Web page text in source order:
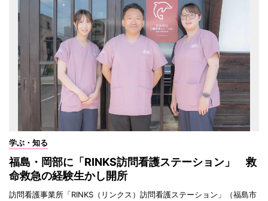
学ぶ・知る
福島・岡部に「RINKS訪問看護ステーション」 救
命救急の経験生かし開所
訪問看護事業所「RINKS（リンクス）訪問看護ステーション」（福島市